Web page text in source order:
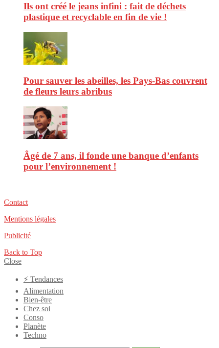
Ils ont créé le jeans infini : fait de déchets
plastique et recyclable en fin de vie !
Pour sauver les abeilles, les Pays-Bas couvrent
de fleurs leurs abribus
Âgé de 7 ans, il fonde une banque d’enfants
pour l’environnement !
Contact
Mentions légales
Publicité
Back to Top
Close
⚡️ Tendances
Alimentation
Bien-être
Chez soi
Conso
Planète
Techno